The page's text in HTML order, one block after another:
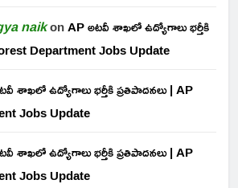
naikonAP అటవీ శాఖలో ఉద్యోగాలు భర్తీకి
Department Jobs Update
శాఖలో ఉద్యోగాలు భర్తీకి ప్రతిపాదనలు | AP
Jobs Update
శాఖలో ఉద్యోగాలు భర్తీకి ప్రతిపాదనలు | AP
Jobs Update